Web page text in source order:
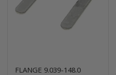
FLANGE 9.039-148.0